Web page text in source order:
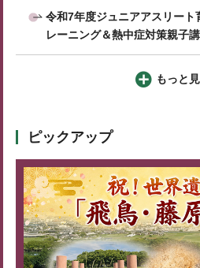
令和7年度ジュニアアスリート
レーニング＆熱中症対策親子
もっと
ピックアップ